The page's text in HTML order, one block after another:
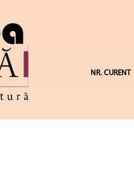
NR. CURENT